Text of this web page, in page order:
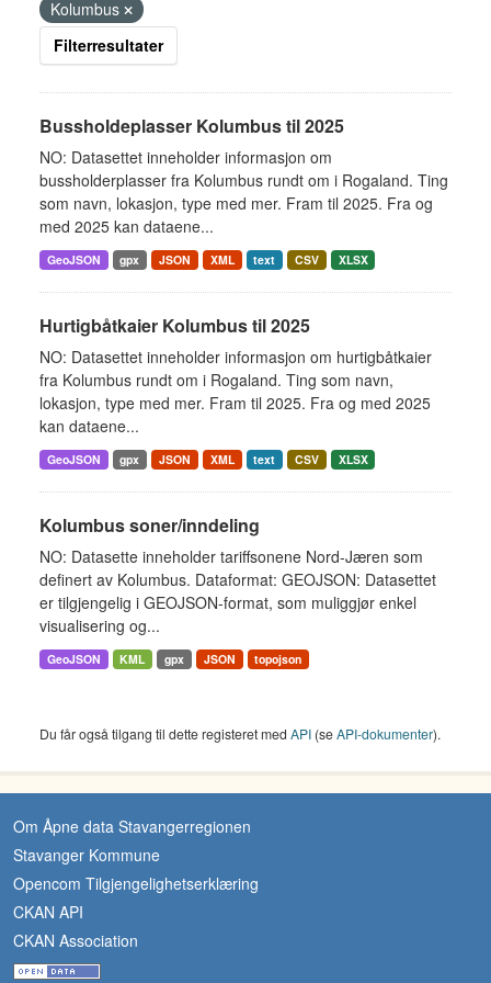
Kolumbus
Filterresultater
Bussholdeplasser Kolumbus til 2025
NO: Datasettet inneholder informasjon om
bussholderplasser fra Kolumbus rundt om i Rogaland. Ting
som navn, lokasjon, type med mer. Fram til 2025. Fra og
med 2025 kan dataene...
GeoJSON gpx JSON XML text CSV XLSX
Hurtigbåtkaier Kolumbus til 2025
NO: Datasettet inneholder informasjon om hurtigbåtkaier
fra Kolumbus rundt om i Rogaland. Ting som navn,
lokasjon, type med mer. Fram til 2025. Fra og med 2025
kan dataene...
GeoJSON gpx JSON XML text CSV XLSX
Kolumbus soner/inndeling
NO: Datasette inneholder tariffsonene Nord-Jæren som
definert av Kolumbus. Dataformat: GEOJSON: Datasettet
er tilgjengelig i GEOJSON-format, som muliggjør enkel
visualisering og...
GeoJSON KML gpx JSON topojson
Du får også tilgang til dette registeret med API (seAPI-dokumenter).
Om Åpne data Stavangerregionen
Stavanger Kommune
Opencom Tilgjengelighetserklæring
CKAN API
CKAN Association